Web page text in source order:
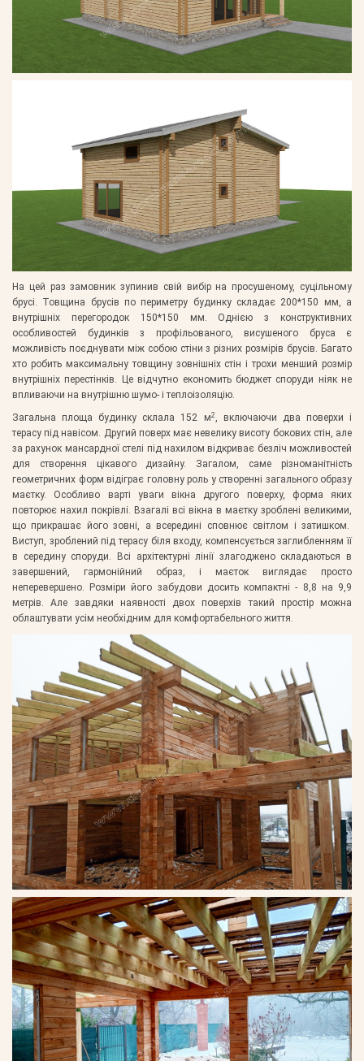
На цей раз замовник зупинив свій вибір на просушеному, суцільному
брусі. Товщина брусів по периметру будинку складає 200*150 мм, а
внутрішніх перегородок 150*150 мм. Однією з конструктивних
особливостей будинків з профільованого, висушеного бруса є
можливість поєднувати між собою стіни з різних розмірів брусів. Багато
хто робить максимальну товщину зовнішніх стін і трохи менший розмір
внутрішніх перестінків. Це відчутно економить бюджет споруди ніяк не
впливаючи на внутрішню шумо- і теплоізоляцію.
Загальна площа будинку склала 152 м2, включаючи два поверхи і
терасу під навісом. Другий поверх має невелику висоту бокових стін, але
за рахунок мансардної стелі під нахилом відкриває безліч можливостей
для створення цікавого дизайну. Загалом, саме різноманітність
геометричних форм відіграє головну роль у створенні загального образу
маєтку. Особливо варті уваги вікна другого поверху, форма яких
повторює нахил покрівлі. Взагалі всі вікна в маєтку зроблені великими,
що прикрашає його зовні, а всередині сповнює світлом і затишком.
Виступ, зроблений під терасу біля входу, компенсується заглибленням її
в середину споруди. Всі архітектурні лінії злагоджено складаються в
завершений, гармонійний образ, і маєток виглядає просто
неперевершено. Розміри його забудови досить компактні - 8,8 на 9,9
метрів. Але завдяки наявності двох поверхів такий простір можна
облаштувати усім необхідним для комфортабельного життя.